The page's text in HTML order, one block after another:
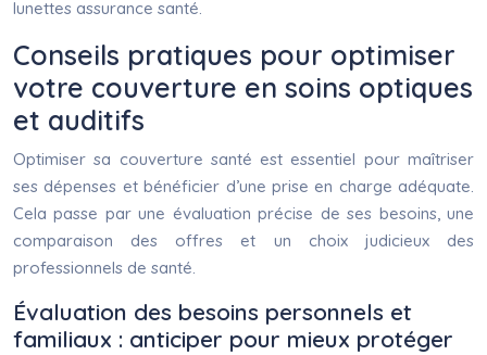
lunettes assurance santé.
Conseils pratiques pour optimiser
votre couverture en soins optiques
et auditifs
Optimiser sa couverture santé est essentiel pour maîtriser
ses dépenses et bénéficier d’une prise en charge adéquate.
Cela passe par une évaluation précise de ses besoins, une
comparaison des offres et un choix judicieux des
professionnels de santé.
Évaluation des besoins personnels et
familiaux : anticiper pour mieux protéger